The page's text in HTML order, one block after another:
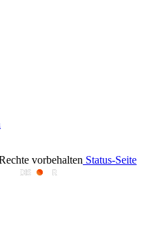
vorbehalten Status-Seite